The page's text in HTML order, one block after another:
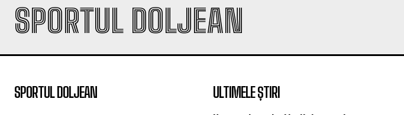
SPORTUL DOLJEAN
SPORTUL DOLJEAN ULTIMELE ȘTIRI